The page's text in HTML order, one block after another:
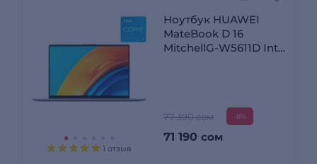
1 отзыв
Ноутбук HUAWEI
MateBook D 16
MitchellG-W5611D Intel
77 390 сом -8%
71 190 сом